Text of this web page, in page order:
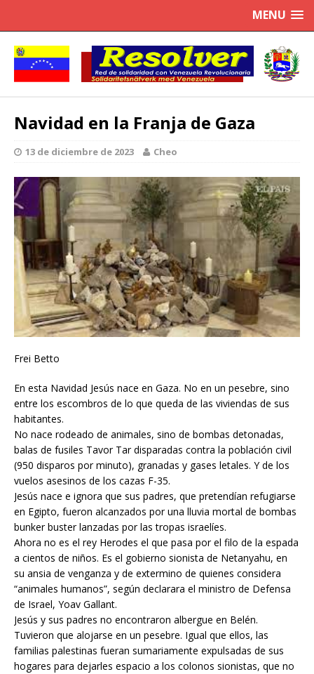
MENU
Navidad en la Franja de Gaza
13 de diciembre de 2023 Cheo
Frei Betto
En esta Navidad Jesús nace en Gaza. No en un pesebre, sino
entre los escombros de lo que queda de las viviendas de sus
habitantes.
No nace rodeado de animales, sino de bombas detonadas,
balas de fusiles Tavor Tar disparadas contra la población civil
(950 disparos por minuto), granadas y gases letales. Y de los
vuelos asesinos de los cazas F-35.
Jesús nace e ignora que sus padres, que pretendían refugiarse
en Egipto, fueron alcanzados por una lluvia mortal de bombas
bunker buster lanzadas por las tropas israelíes.
Ahora no es el rey Herodes el que pasa por el filo de la espada
a cientos de niños. Es el gobierno sionista de Netanyahu, en
su ansia de venganza y de extermino de quienes considera
“animales humanos”, según declarara el ministro de Defensa
de Israel, Yoav Gallant.
Jesús y sus padres no encontraron albergue en Belén.
Tuvieron que alojarse en un pesebre. Igual que ellos, las
familias palestinas fueran sumariamente expulsadas de sus
hogares para dejarles espacio a los colonos sionistas, que no